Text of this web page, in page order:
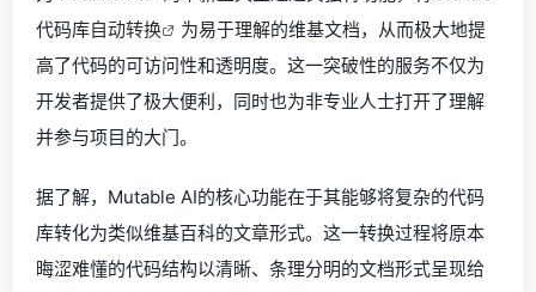
代码库自动转换
为易于理解的维基文档，从而极大地提
高了代码的可访问性和透明度。这一突破性的服务不仅为
开发者提供了极大便利，同时也为非专业人士打开了理解
并参与项目的大门。
据了解，Mutable AI的核心功能在于其能够将复杂的代码
库转化为类似维基百科的文章形式。这一转换过程将原本
晦涩难懂的代码结构以清晰、条理分明的文档形式呈现给